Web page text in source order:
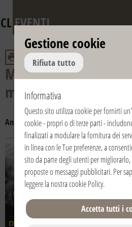
CLEVENTI
Mostra 2015 su don
mia vita alla vostra»
Anno: 2018 2016 2015
08/10/2018 |
Loreto
Cinema-
Mostra su
In occasione
Gestione cookie
Rifiuta tutto
Informativa
Questo sito utilizza cookie per fornirti
cookie - propri o di terze parti -
finalizzati a modulare la fornitura dei
in linea con le Tue preferenze, a
sito da parte degli utenti per
proposte o messaggi pubblicitari. Per
leggere la nostracookie Policy.
Accetta tutti i